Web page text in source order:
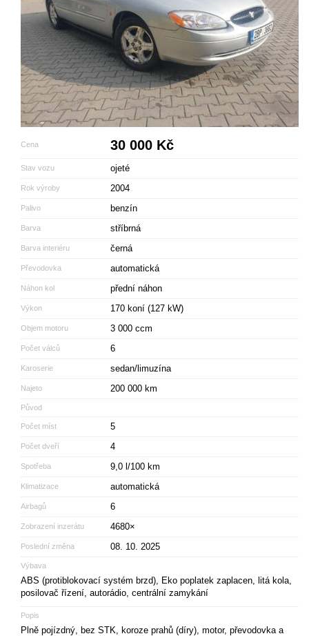
Cena 30 000 Kč
Stav vozu ojeté
Rok výroby 2004
Palivo benzín
Barva stříbrná
Barva interiéru černá
Převodovka automatická
Náhon kol přední náhon
Výkon 170 koní (127 kW)
Objem motoru 3 000 ccm
Počet válců 6
Karoserie sedan/limuzína
Najeto 200 000 km
Původ
Počet míst 5
Počet dveří 4
Spotřeba 9,0 l/100 km
Klimatizace automatická
Airbagů 6
Zobrazení inzerátu 4680×
Poslední změna 08. 10. 2025
Výbava
ABS (protiblokovací systém brzd), Eko poplatek zaplacen, litá kola,
posilovač řízení, autorádio, centrální zamykání
Popis
Plně pojízdný, bez STK, koroze prahů (díry), motor, převodovka a